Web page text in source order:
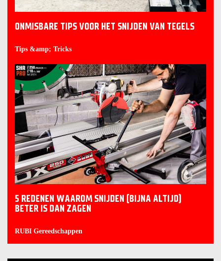
ONMISBARE TIPS VOOR HET SNIJDEN VAN TEGELS
Tips &amp; Tricks
5 REDENEN WAAROM SNIJDEN (BIJNA ALTIJD)
BETER IS DAN ZAGEN
RUBI Gereedschappen